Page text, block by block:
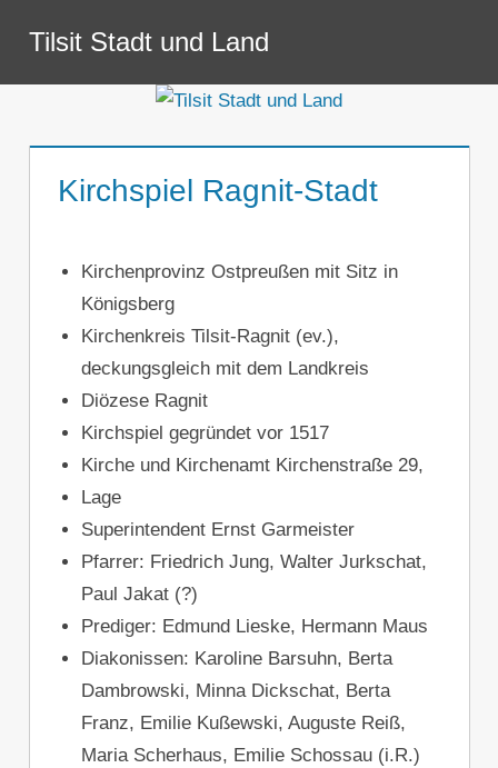
Inhalt
springen
Tilsit Stadt und Land
Kirchspiel Ragnit-Stadt
Kirchenprovinz Ostpreußen mit Sitz in
Königsberg
Kirchenkreis Tilsit-Ragnit (ev.),
deckungsgleich mit dem Landkreis
Diözese Ragnit
Kirchspiel gegründet vor 1517
Kirche und Kirchenamt Kirchenstraße 29,
Lage
Superintendent Ernst Garmeister
Pfarrer: Friedrich Jung, Walter Jurkschat,
Paul Jakat (?)
Prediger: Edmund Lieske, Hermann Maus
Diakonissen: Karoline Barsuhn, Berta
Dambrowski, Minna Dickschat, Berta
Franz, Emilie Kußewski, Auguste Reiß,
Maria Scherhaus, Emilie Schossau (i.R.)